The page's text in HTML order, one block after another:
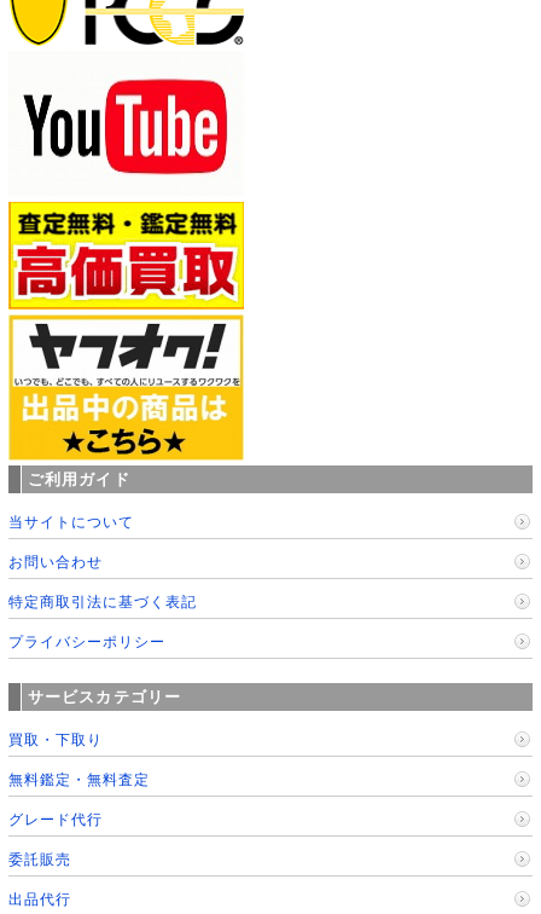
ご利用ガイド
当サイトについて
お問い合わせ
特定商取引法に基づく表記
プライバシーポリシー
サービスカテゴリー
買取・下取り
無料鑑定・無料査定
グレード代行
委託販売
出品代行